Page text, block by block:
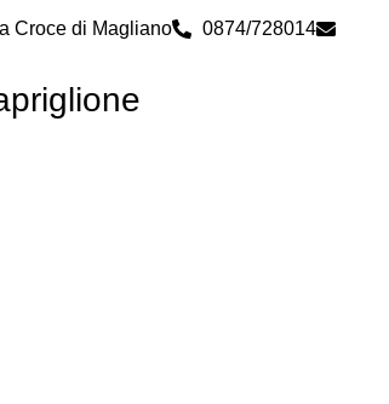
Croce di Magliano 0874/728014